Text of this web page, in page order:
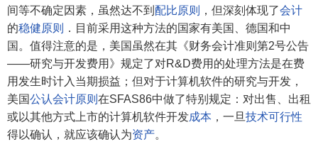
间等不确定因素，虽然达不到 配比原则 ，但深刻体现了会计
的稳健原则
．目前采用这种方法的国家有美国、德国和中
国。值得注意的是，美国虽然在其《财务会计准则第2号公告
——研究与开发费用》规定了对R&D费用的处理方法是在费
用发生时计入当期损益；但对于计算机软件的研究与开发，
美国公认会计原则 在SFAS86中做了特别规定：对出售、出租
或以其他方式上市的计算机软件开发成本 ，一旦技术可行性
得以确认，就应该确认为资产。